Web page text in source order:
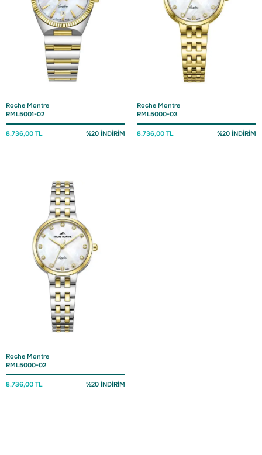
Roche Montre
RML5001-02
8.736,00 TL %20 İNDİRİM
Roche Montre
RML5000-03
8.736,00 TL %20 İNDİRİM
Roche Montre
RML5000-02
8.736,00 TL %20 İNDİRİM